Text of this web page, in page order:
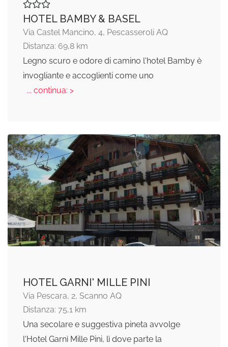
HOTEL BAMBY & BASEL
Via Castel Mancino, 4, Pescasseroli AQ
Distanza: 69,8 km
Legno scuro e odore di camino l'hotel Bamby è
invogliante e accoglienti come uno
... continua: >
HOTEL GARNI' MILLE PINI
Via Pescara, 2, Scanno AQ
Distanza: 75,1 km
Una secolare e suggestiva pineta avvolge
l'Hotel Garnì Mille Pini, lì dove parte la